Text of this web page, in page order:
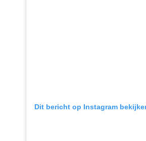
Dit bericht op Instagram